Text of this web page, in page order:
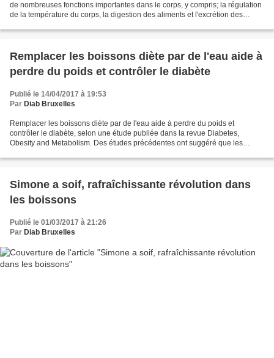
de nombreuses fonctions importantes dans le corps, y compris; la régulation
de la température du corps, la digestion des aliments et l'excrétion des
Remplacer les boissons diète par de l'eau aide à
perdre du poids et contrôler le diabète
Publié le 14/04/2017 à 19:53
Par Diab Bruxelles
Remplacer les boissons diète par de l'eau aide à perdre du poids et
contrôler le diabète, selon une étude publiée dans la revue Diabetes,
Obesity and Metabolism. Des études précédentes ont suggéré que les
Simone a soif, rafraîchissante révolution dans
les boissons
Publié le 01/03/2017 à 21:26
Par Diab Bruxelles